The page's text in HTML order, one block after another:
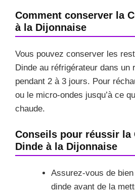
Comment conserver la
à la Dijonnaise
Vous pouvez conserver les
Dinde au réfrigérateur dans un
pendant 2 à 3 jours. Pour
ou le micro-ondes jusqu’à ce
chaude.
Conseils pour réussir la
Dinde à la Dijonnaise
Assurez-vous de
dinde avant de la